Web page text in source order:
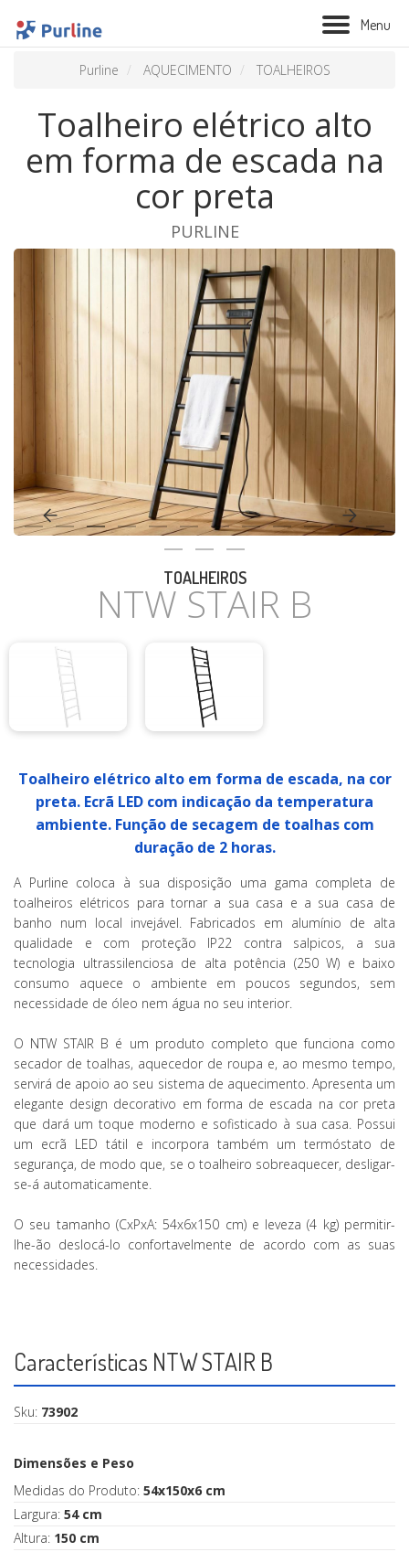
Menu
BIOLAREIRA
AQUECIMENTO
VENTILAÇÃO
TRATAMENTO AÉREO
CASA
Purline AQUECIMENTO TOALHEIROS
Toalheiro elétrico alto
em forma de escada na
cor preta
PURLINE
TOALHEIROS
NTW STAIR B
Toalheiro elétrico alto em forma de escada, na cor
preta. Ecrã LED com indicação da temperatura
ambiente. Função de secagem de toalhas com
duração de 2 horas.
A Purline coloca à sua disposição uma gama completa de
toalheiros elétricos para tornar a sua casa e a sua casa de
banho num local invejável. Fabricados em alumínio de alta
qualidade e com proteção IP22 contra salpicos, a sua
tecnologia ultrassilenciosa de alta potência (250 W) e baixo
consumo aquece o ambiente em poucos segundos, sem
necessidade de óleo nem água no seu interior.
O NTW STAIR B é um produto completo que funciona como
secador de toalhas, aquecedor de roupa e, ao mesmo tempo,
servirá de apoio ao seu sistema de aquecimento. Apresenta um
elegante design decorativo em forma de escada na cor preta
que dará um toque moderno e sofisticado à sua casa. Possui
um ecrã LED tátil e incorpora também um termóstato de
segurança, de modo que, se o toalheiro sobreaquecer, desligar-
se-á automaticamente.
O seu tamanho (CxPxA: 54x6x150 cm) e leveza (4 kg) permitir-
lhe-ão deslocá-lo confortavelmente de acordo com as suas
necessidades.
Características NTW STAIR B
Sku: 73902
Dimensões e Peso
Medidas do Produto: 54x150x6 cm
Largura: 54 cm
Altura: 150 cm